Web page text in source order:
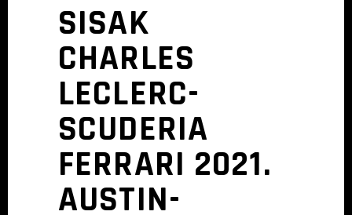
SISAK
CHARLES
LECLERC-
SCUDERIA
FERRARI 2021.
AUSTIN-